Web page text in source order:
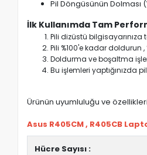
Pil Döngüsünün Dolması
İlk Kullanımda Tam
Pili dizüstü
Pili %100'e kadar doldurun ,
Doldurma ve boşaltma
Bu işlemleri yaptığınızda
Ürünün uyumluluğu ve
Asus R405CM , R405CB
Hücre Sayısı :